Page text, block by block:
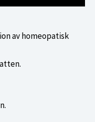
av homeopatisk